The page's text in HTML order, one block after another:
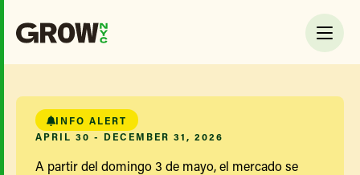
INFO ALERT
APRIL 30 - DECEMBER 31, 2026
A partir del domingo 3 de mayo, el mercado se